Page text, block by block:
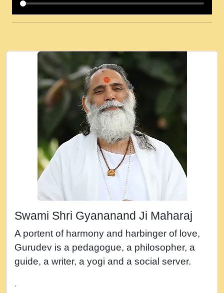
कई पकड क मर हथ र मह वदवन पहच दय! मह जन
Ki - Krishna Bhajan - New Bhajan 2020
#Ishwar Bhakti.mp3
जब से गीता ज्ञान पाया मैं बड़ी मस्ती में हूँ । 2018 -
Rishikesh - Ratan Ji Rasik.mp3
तन हल दल द सनव मड उतत सर रख क, नल रव त
गल लग जव त सर उतत हथ रख द!.mp3
तू कर प्रीतम से प्रीत, यूहीं दिन बीतते जाते हैं ।
2018 - Rishikesh - Swami Gyananand Ji
Maharaj.mp3
न म गवद गपल गद फर, पयर महन न रझद फर! shri
नह भरस रह लडडल... अपन खट करम क !!!! मह दद
सहर चरण क .....mp3
बगड नसब कसन सवर तर बगर Shri ravinandan
shastri ji maharaj.mp3
Swami Shri Gyananand Ji Maharaj
A portent of harmony and harbinger of love,
Gurudev is a pedagogue, a philosopher, a
guide, a writer, a yogi and a social server.
.